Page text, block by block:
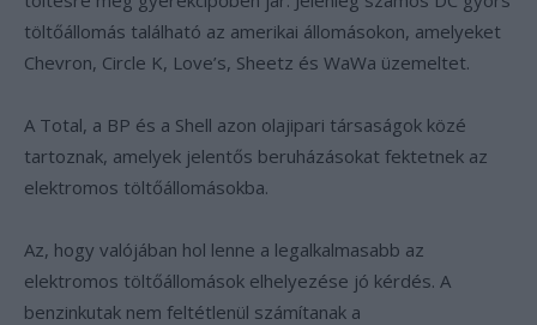
töltőállomás található az amerikai állomásokon, amelyeket
Chevron, Circle K, Love’s, Sheetz és WaWa üzemeltet.
A Total, a BP és a Shell azon olajipari társaságok közé
tartoznak, amelyek jelentős beruházásokat fektetnek az
elektromos töltőállomásokba.
Az, hogy valójában hol lenne a legalkalmasabb az
elektromos töltőállomások elhelyezése jó kérdés. A
benzinkutak nem feltétlenül számítanak a